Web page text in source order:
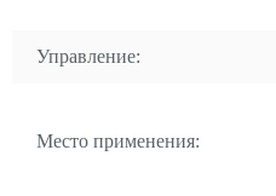
Управление:
Место применения: